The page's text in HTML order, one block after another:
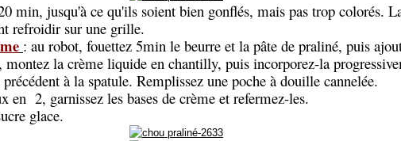
min, jusqu'à ce qu'ils soient bien gonflés, mais pas trop colorés.
refroidir sur une grille.
: au robot, fouettez 5min le beurre et la pâte de praliné, puis
montez la crème liquide en chantilly, puis incorporez-la
à la spatule. Remplissez une poche à douille cannelée.
en 2, garnissez les bases de crème et refermez-les.
glace.